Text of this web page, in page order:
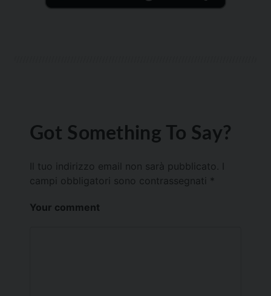
Got Something To Say?
Il tuo indirizzo email non sarà pubblicato.
campi obbligatori sono contrassegnati *
Your comment